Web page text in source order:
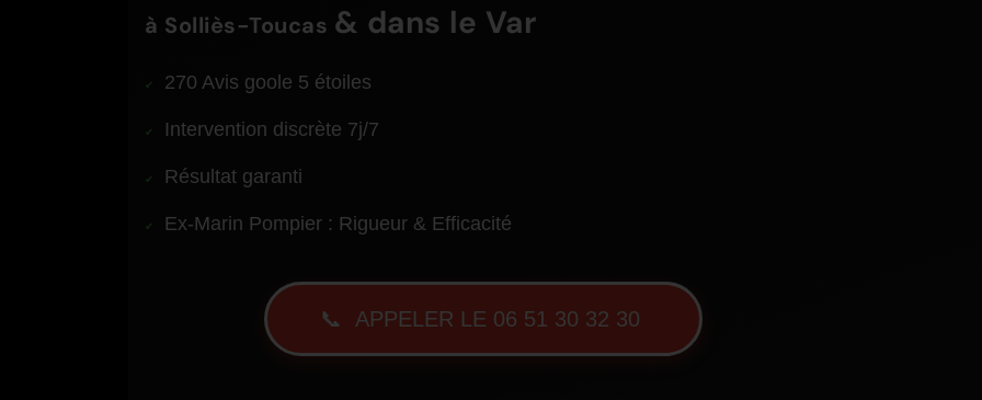
à Solliès-Toucas & dans le Var
270 Avis goole 5 étoiles
Intervention discrète 7j/7
Résultat garanti
Ex-Marin Pompier : Rigueur & Efficacité
📞 APPELER LE 06 51 30 32 30